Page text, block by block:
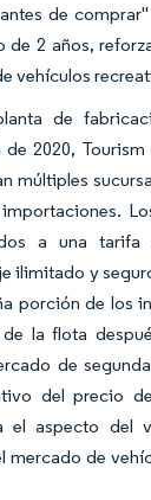
de
de 2 años,
vehículos
de
2020,
múltiples
a una tarifa
ilimitado y
porción de los
la flota
de
del precio
el aspecto del
mercado de